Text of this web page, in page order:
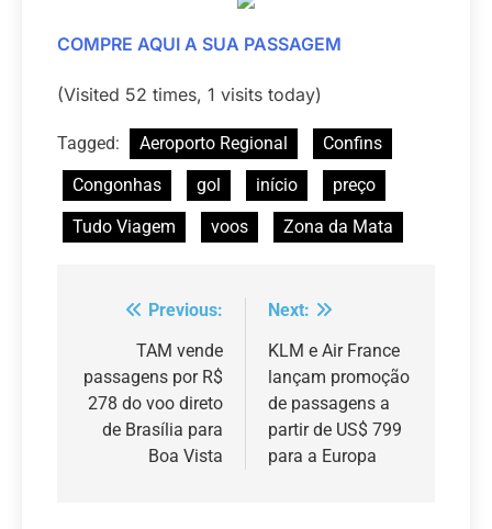
COMPRE AQUI A SUA PASSAGEM
(Visited 52 times, 1 visits today)
Tagged: Aeroporto Regional
Confins
Congonhas
gol início
preço
Tudo Viagem
voos Zona da Mata
Navegação
Post
Previous:
TAM vende
passagens por R$
278 do voo direto
de Brasília para
Boa Vista
Next:
KLM e Air France
lançam promoção
de passagens a
partir de US$ 799
para a Europa